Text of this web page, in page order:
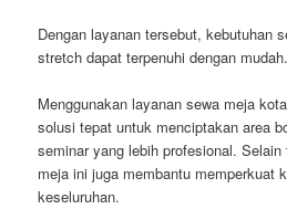
Dengan layanan tersebut, kebutuhan
stretch dapat terpenuhi dengan mudah.
Menggunakan layanan sewa meja
solusi tepat untuk menciptakan area
seminar yang lebih profesional.
meja ini juga membantu memperkuat
keseluruhan.